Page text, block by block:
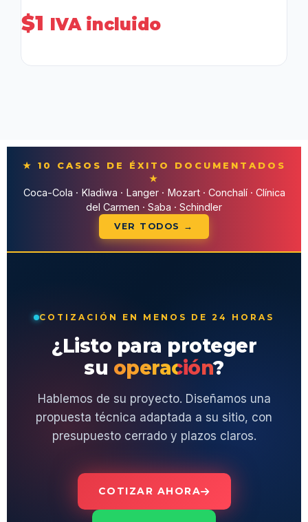
$1 IVA incluido
★ 10 CASOS DE ÉXITO DOCUMENTADOS
★
Coca-Cola · Kladiwa · Langer · Mozart · Conchalí · Clínica
del Carmen · Saba · Schindler
VER TODOS →
COTIZACIÓN EN MENOS DE 24 HORAS
¿Listo para proteger
su operación?
Hablemos de su proyecto. Diseñamos una
propuesta técnica adaptada a su sitio, con
presupuesto cerrado y plazos claros.
COTIZAR AHORA